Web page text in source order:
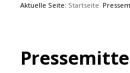
Aktuelle Seite: Startseite